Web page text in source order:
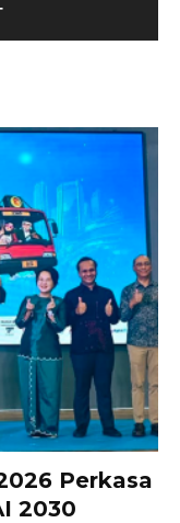
Perkasa
2030